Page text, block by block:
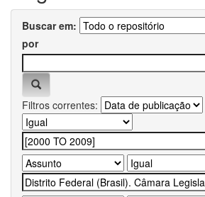
Buscar em:
por
Filtros correntes: